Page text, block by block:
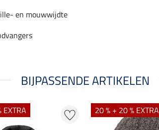
en mouwwijdte
BIJPASSENDE ARTIKELEN
EXTRA 20 % + 20 % EXTRA